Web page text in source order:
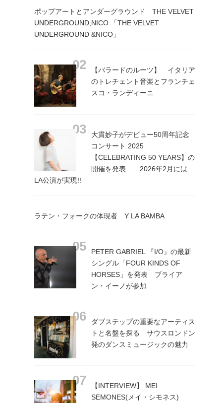
ポップアートとアンダーグラウンド THE VELVET
UNDERGROUND,NICO 「THE VELVET
UNDERGROUND &NICO」
【バラードのルーツ】 イタリア
のトレチェント音楽とフランチェ
スコ・ランディーニ
大貫妙子がデビュー50周年記念
コンサート 2025
【CELEBRATING 50 YEARS】の
開催を発表 2026年2月には
LA公演が実現!!
ラテン・フォークの体現者 Y LA BAMBA
PETER GABRIEL 『I/O』の最新
シングル「FOUR KINDS OF
HORSES」を発表 ブライア
ン・イーノが参加
ダブステップの重要なアーティス
トと名盤を探る サウスロンドン
発のダンスミュージックの魅力
【INTERVIEW】 MEI
SEMONES(メイ・シモネス)